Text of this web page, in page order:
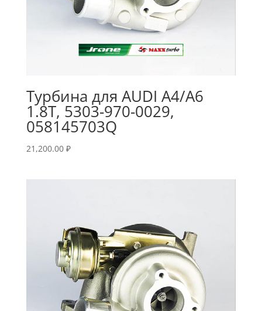
Турбина для AUDI A4/A6
1.8T, 5303-970-0029,
058145703Q
21,200.00 ₽